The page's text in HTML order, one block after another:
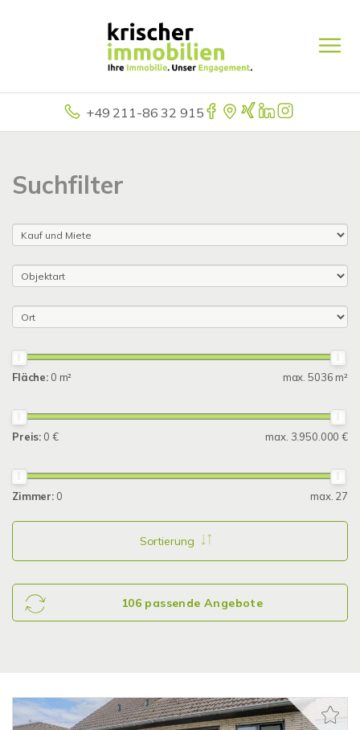
+49 211-86 32 915
Suchfilter
Fläche: 0 m² max. 5036 m²
Preis: 0 € max. 3.950.000 €
Zimmer: 0 max. 27
Sortierung
106 passende Angebote